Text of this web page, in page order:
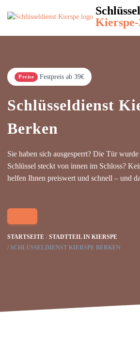
Kierspe-
Preise Festpreis ab 39€
Schlüsseldienst
Berken
Sie haben sich ausgesperrt? Die Tür
Schlüssel steckt von innen im Schloss?
helfen Ihnen preiswert und schnell – und
STARTSEITE
STADTTEIL IN KIERSPE
SCHLÜSSELDIENST KIERSPE BERKEN